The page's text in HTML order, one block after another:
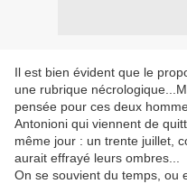
Il est bien évident que le
une rubrique
pensée pour ces deux
Antonioni qui viennent de
même jour : un trente juillet,
aurait effrayé leurs ombres...
On se souvient du temps, ou